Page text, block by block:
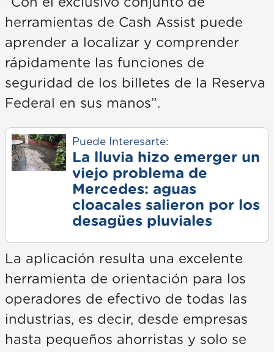
herramientas de Cash Assist puede
aprender a localizar y comprender
rápidamente las funciones de
seguridad de los billetes de la Reserva
Federal en sus manos”.
Puede Interesarte:
La lluvia hizo emerger un
viejo problema de
Mercedes: aguas
cloacales salieron por los
desagües pluviales
La aplicación resulta una excelente
herramienta de orientación para los
operadores de efectivo de todas las
industrias, es decir, desde empresas
hasta pequeños ahorristas y solo se